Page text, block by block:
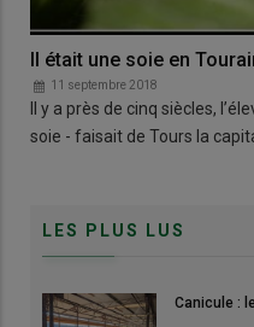
Il était une soie en
11 septembre 2018
Il y a près de cinq siècles,
soie - faisait de Tours la
LES PLUS LUS
Canicule :